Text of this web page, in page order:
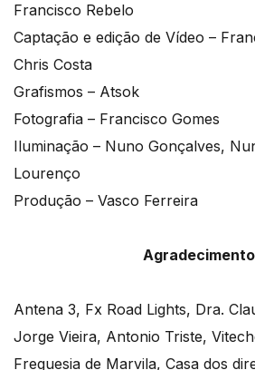
Francisco Rebelo
Captação e edição de Vídeo –
Chris Costa
Grafismos – Atsok
Fotografia – Francisco Gomes
Iluminação – Nuno Gonçalves,
Lourenço
Produção – Vasco Ferreira
Antena 3, Fx Road Lights, Dra.
Jorge Vieira, Antonio Triste,
Freguesia de Marvila, Casa dos